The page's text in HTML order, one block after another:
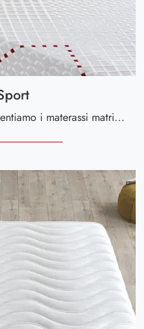
Esperti del buon riposo! Ti presentiamo i materassi matrimoniali in memory foam di Altaflex: clicca e scopri di più sul modello Energy Sport.